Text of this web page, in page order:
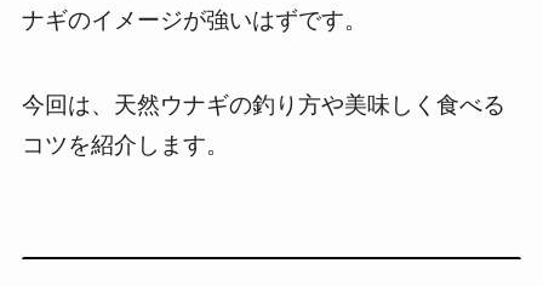
ナギのイメージが強いはずです。
今回は、天然ウナギの釣り方や美味しく食べる
コツを紹介します。